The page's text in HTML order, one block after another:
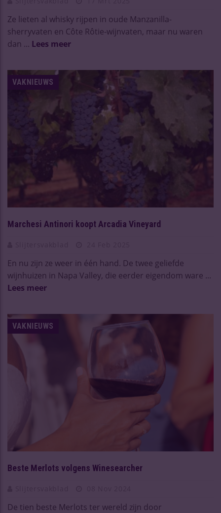
Ze lieten al whisky rijpen in oude Manzanilla-
sherryvaten en Côte Rôtie-wijnvaten, maar nu waren
dan ... Lees meer
VAKNIEUWS
Marchesi Antinori koopt Arcadia Vineyard
En nu zijn ze weer in één hand. De twee geliefde
wijnhuizen in Napa Valley, die eerder eigendom ware ...
Lees meer
VAKNIEUWS
Beste Merlots volgens Winesearcher
De tien beste Merlots ter wereld zijn door